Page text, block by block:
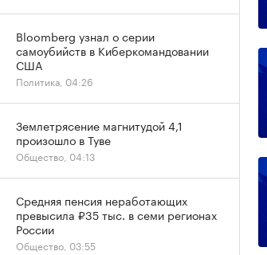
Bloomberg узнал о серии
самоубийств в Киберкомандовании
США
Политика, 04:26
Землетрясение магнитудой 4,1
произошло в Туве
Общество, 04:13
Средняя пенсия неработающих
превысила ₽35 тыс. в семи регионах
России
Общество, 03:55